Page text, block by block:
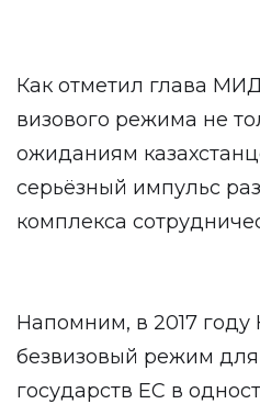
Как отметил глава
визового режима не
ожиданиям
серьёзный импульс
комплекса
Напомним, в 2017 году
безвизовый режим
государств ЕС в